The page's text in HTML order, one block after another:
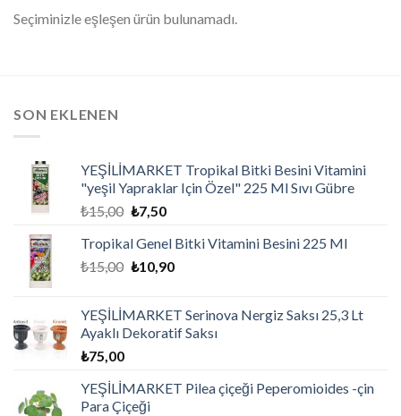
Seçiminizle eşleşen ürün bulunamadı.
SON EKLENEN
YEŞİLİMARKET Tropikal Bitki Besini Vitamini
"yeşil Yapraklar Için Özel" 225 Ml Sıvı Gübre
₺15,00 ₺7,50
Tropikal Genel Bitki Vitamini Besini 225 Ml
₺15,00 ₺10,90
YEŞİLİMARKET Serinova Nergiz Saksı 25,3 Lt
Ayaklı Dekoratif Saksı
₺75,00
YEŞİLİMARKET Pilea çiçeği Peperomioides -çin
Para Çiçeği